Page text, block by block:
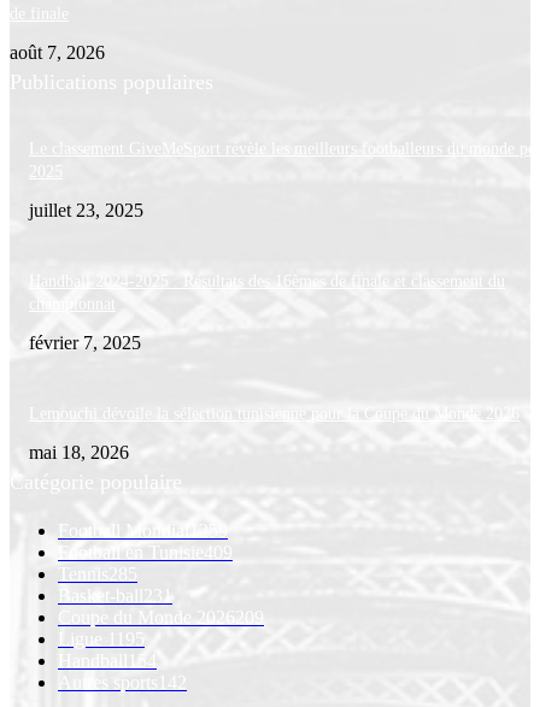
de finale
août 7, 2026
Publications populaires
Le classement GiveMeSport révèle les meilleurs footballeurs du monde
juillet 23, 2025
Handball 2024-2025 : Résultats des 16èmes de finale et classement du
championnat
février 7, 2025
Lemouchi dévoile la sélection tunisienne pour la Coupe du Monde 2026
mai 18, 2026
Catégorie populaire
Football Mondial
1259
Football en Tunisie 409
Tennis
285
Basket-ball
231
Coupe du Monde 2026 209
Ligue 1
195
Handball
154
Autres sports 142